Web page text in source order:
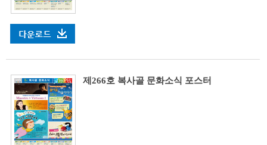
제266호 복사골 문화소식 포스터